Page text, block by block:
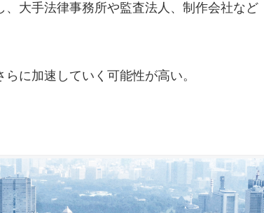
大手法律事務所や監査法人、制作会社など
に加速していく可能性が高い。